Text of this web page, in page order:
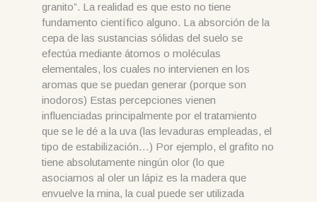
granito”. La realidad es que esto no tiene
fundamento científico alguno. La absorción de la
cepa de las sustancias sólidas del suelo se
efectúa mediante átomos o moléculas
elementales, los cuales no intervienen en los
aromas que se puedan generar (porque son
inodoros) Estas percepciones vienen
influenciadas principalmente por el tratamiento
que se le dé a la uva (las levaduras empleadas, el
tipo de estabilización…) Por ejemplo, el grafito no
tiene absolutamente ningún olor (lo que
asociamos al oler un lápiz es la madera que
envuelve la mina, la cual puede ser utilizada